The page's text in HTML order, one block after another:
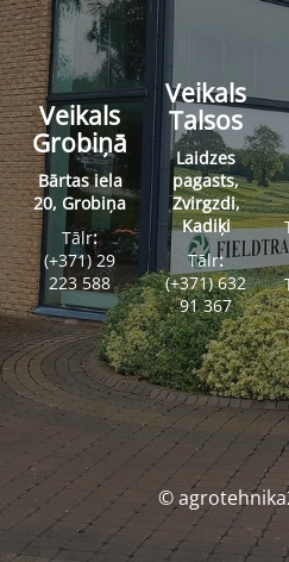
Veikals
Grobiņā
Bārtas iela
20, Grobiņa
Tālr:
(+371) 29
223 588
Veikals
Talsos
Laidzes
pagasts,
Zvirgzdi,
Kadiķi
Tālr:
(+371) 632
91 367
©